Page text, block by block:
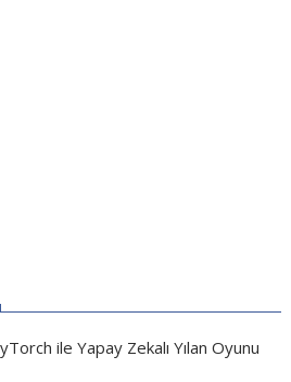
ile Yapay Zekalı Yılan Oyunu